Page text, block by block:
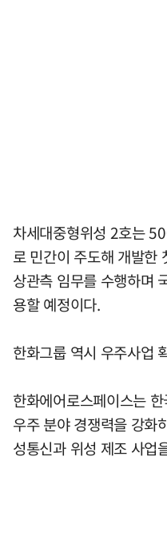
차세대중형위성 2호는
로 민간이 주도해 개발한
상관측 임무를 수행하며
용할 예정이다.
한화그룹 역시 우주사업
한화에어로스페이스는
우주 분야 경쟁력을 강화
성통신과 위성 제조 사업